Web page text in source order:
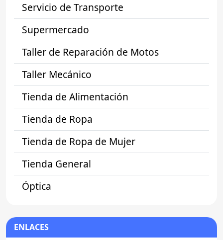
Servicio de Transporte
Supermercado
Taller de Reparación de Motos
Taller Mecánico
Tienda de Alimentación
Tienda de Ropa
Tienda de Ropa de Mujer
Tienda General
Óptica
ENLACES